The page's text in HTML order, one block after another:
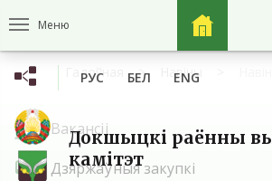
Меню
Докшыцкі раённы
камітэт
РУС БЕЛ ENG
Галоўная Навіны
Вакансіі
Дзяржаўныя закупкі